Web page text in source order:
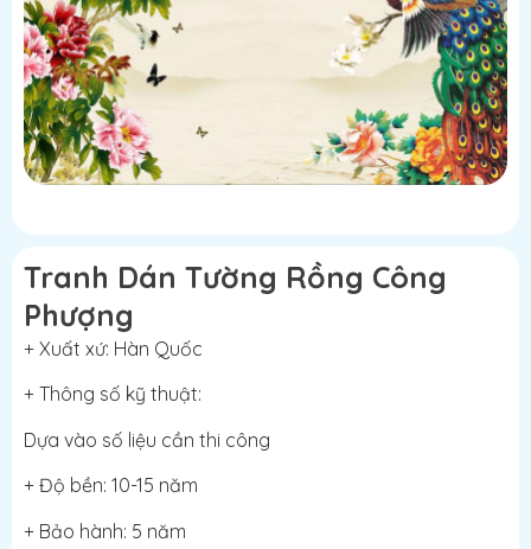
Tranh Dán Tường Rồng Công
Phượng
+ Xuất xứ: Hàn Quốc
+ Thông số kỹ thuật:
Dựa vào số liệu cần thi công
+ Độ bền: 10-15 năm
+ Bảo hành: 5 năm